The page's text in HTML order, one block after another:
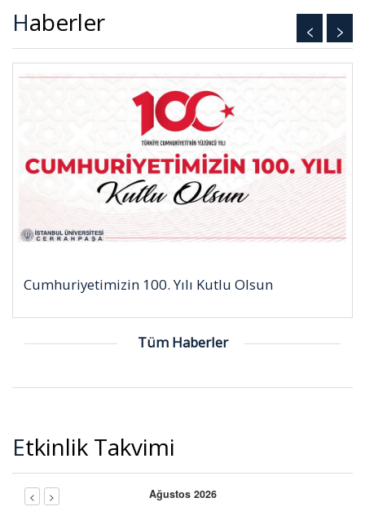
Haberler < >
Cumhuriyetimizin 100. Yılı Kutlu Olsun
Tüm Haberler
Etkinlik Takvimi
< > Ağustos 2026